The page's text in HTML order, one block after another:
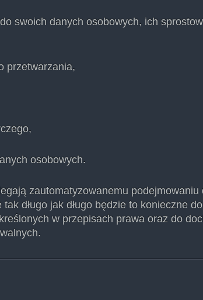
swoich danych osobowych, ich
przetwarzania,
osobowych.
zautomatyzowanemu
długo jak długo będzie to konieczne
w przepisach prawa oraz do